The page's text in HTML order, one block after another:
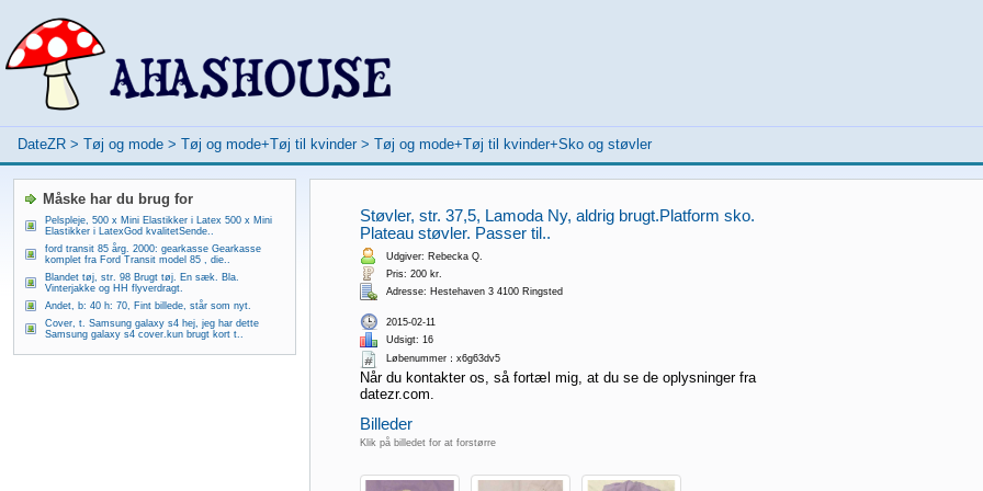
DateZR > Tøj og mode > Tøj og mode+Tøj til kvinder > Tøj og mode+Tøj til kvinder+Sko og støvler
Støvler, str. 37,5, Lamoda Ny, aldrig brugt.Platform sko.
Plateau støvler. Passer til..
Udgiver: Rebecka Q.
Pris: 200 kr.
Adresse: Hestehaven 3 4100 Ringsted
2015-02-11
Udsigt: 16
Løbenummer：x6g63dv5
Når du kontakter os, så fortæl mig, at du se de oplysninger fra
datezr.com.
Billeder
Klik på billedet for at forstørre
Måske har du brug for
Pelspleje, 500 x Mini Elastikker i Latex 500 x Mini
Elastikker i LatexGod kvalitetSende..
ford transit 85 årg. 2000: gearkasse Gearkasse
komplet fra Ford Transit model 85 , die..
Blandet tøj, str. 98 Brugt tøj. En sæk. Bla.
Vinterjakke og HH flyverdragt.
Andet, b: 40 h: 70, Fint billede, står som nyt.
Cover, t. Samsung galaxy s4 hej, jeg har dette
Samsung galaxy s4 cover.kun brugt kort t..